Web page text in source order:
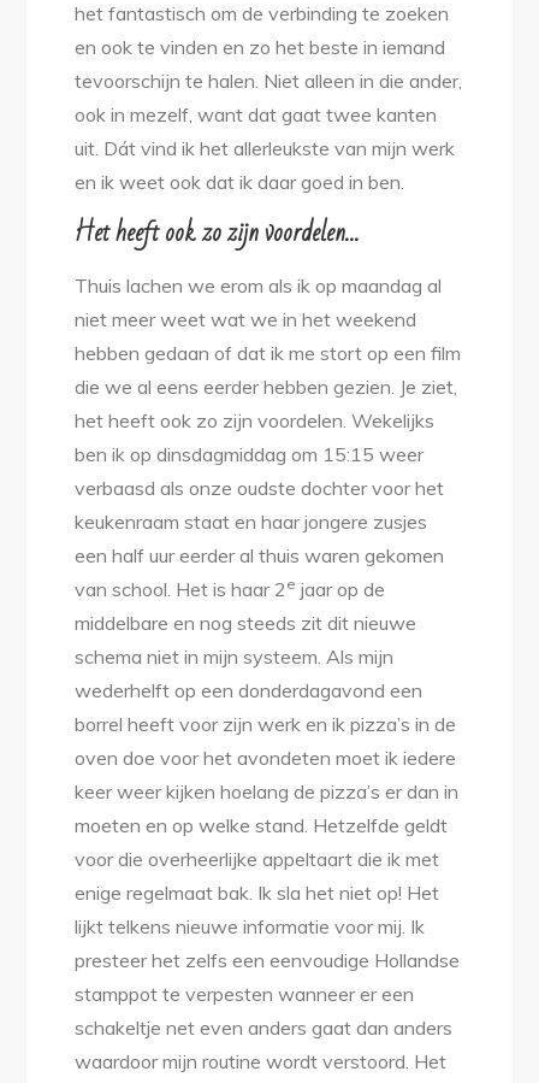
het fantastisch om de verbinding te zoeken
en ook te vinden en zo het beste in iemand
tevoorschijn te halen. Niet alleen in die ander,
ook in mezelf, want dat gaat twee kanten
uit. Dát vind ik het allerleukste van mijn werk
en ik weet ook dat ik daar goed in ben.
Het heeft ook zo zijn voordelen…
Thuis lachen we erom als ik op maandag al
niet meer weet wat we in het weekend
hebben gedaan of dat ik me stort op een film
die we al eens eerder hebben gezien. Je ziet,
het heeft ook zo zijn voordelen. Wekelijks
ben ik op dinsdagmiddag om 15:15 weer
verbaasd als onze oudste dochter voor het
keukenraam staat en haar jongere zusjes
een half uur eerder al thuis waren gekomen
van school. Het is haar 2 e jaar op de
middelbare en nog steeds zit dit nieuwe
schema niet in mijn systeem. Als mijn
wederhelft op een donderdagavond een
borrel heeft voor zijn werk en ik pizza’s in de
oven doe voor het avondeten moet ik iedere
keer weer kijken hoelang de pizza’s er dan in
moeten en op welke stand. Hetzelfde geldt
voor die overheerlijke appeltaart die ik met
enige regelmaat bak. Ik sla het niet op! Het
lijkt telkens nieuwe informatie voor mij. Ik
presteer het zelfs een eenvoudige Hollandse
stamppot te verpesten wanneer er een
schakeltje net even anders gaat dan anders
waardoor mijn routine wordt verstoord. Het